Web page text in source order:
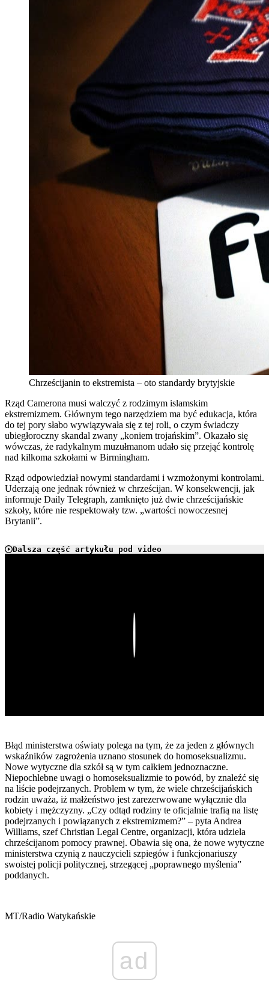
Chrześcijanin to ekstremista – oto standardy brytyjskie
Rząd Camerona musi walczyć z rodzimym islamskim
ekstremizmem. Głównym tego narzędziem ma być edukacja, która
do tej pory słabo wywiązywała się z tej roli, o czym świadczy
ubiegłoroczny skandal zwany „koniem trojańskim”. Okazało się
wówczas, że radykalnym muzułmanom udało się przejąć kontrolę
nad kilkoma szkołami w Birmingham.
Rząd odpowiedział nowymi standardami i wzmożonymi kontrolami.
Uderzają one jednak również w chrześcijan. W konsekwencji, jak
informuje Daily Telegraph, zamknięto już dwie chrześcijańskie
szkoły, które nie respektowały tzw. „wartości nowoczesnej
Brytanii”.
Dalsza część artykułu pod video
Błąd ministerstwa oświaty polega na tym, że za jeden z głównych
wskaźników zagrożenia uznano stosunek do homoseksualizmu.
Nowe wytyczne dla szkół są w tym całkiem jednoznaczne.
Niepochlebne uwagi o homoseksualizmie to powód, by znaleźć się
na liście podejrzanych. Problem w tym, że wiele chrześcijańskich
rodzin uważa, iż małżeństwo jest zarezerwowane wyłącznie dla
kobiety i mężczyzny. „Czy odtąd rodziny te oficjalnie trafią na listę
podejrzanych i powiązanych z ekstremizmem?” – pyta Andrea
Williams, szef Christian Legal Centre, organizacji, która udziela
chrześcijanom pomocy prawnej. Obawia się ona, że nowe wytyczne
ministerstwa czynią z nauczycieli szpiegów i funkcjonariuszy
swoistej policji politycznej, strzegącej „poprawnego myślenia”
poddanych.
MT/Radio Watykańskie
ad